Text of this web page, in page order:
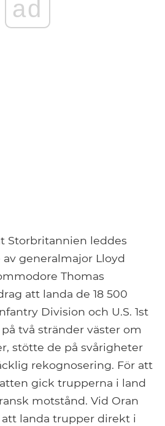
ad
Storbritannien leddes
av generalmajor Lloyd
Thomas
att landa de 18 500
Division och U.S. 1st
två stränder väster om
stötte de på svårigheter
rekognosering. För att
gick trupperna i land
motstånd. Vid Oran
landa trupper direkt i